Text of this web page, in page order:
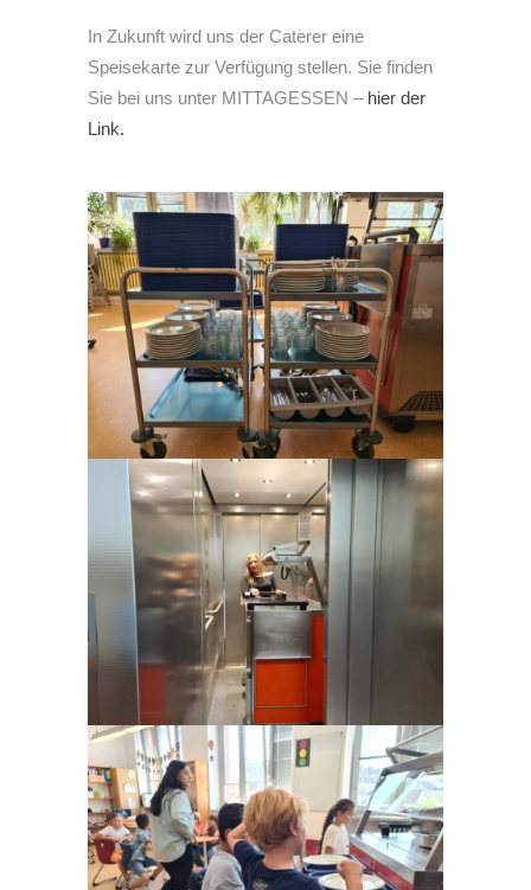
In Zukunft wird uns der Caterer eine
Speisekarte zur Verfügung stellen. Sie finden
Sie bei uns unter MITTAGESSEN – hier der
Link.